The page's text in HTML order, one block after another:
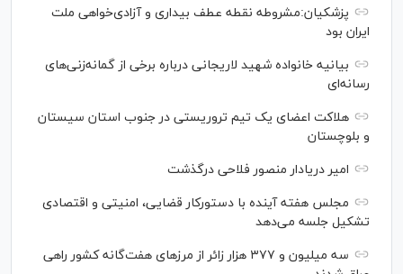
پزشکیان:مشروطه نقطه عطف بیداری و آزادی‌خواهی ملت
ایران بود
بیانیه خانواده شهید لاریجانی درباره برخی از گمانه‌زنی‌های
رسانه‌ای
هلاکت اعضای یک تیم تروریستی در جنوب استان سیستان
و بلوچستان
امیر دریادار منصور فلاحی درگذشت
مجلس هفته آینده با دستورکار قضایی، امنیتی و اقتصادی
تشکیل جلسه می‌دهد
سه میلیون و ۳۷۷ هزار زائر از مرز‌های هفت‌گانه کشور راهی